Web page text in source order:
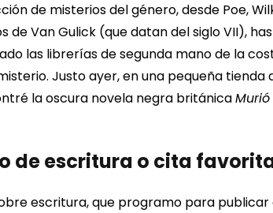
de misterios del género, desde Poe,
de Van Gulick (que datan del siglo VII),
las librerías de segunda mano de la
Justo ayer, en una pequeña tienda
la oscura novela negra británica
de escritura o cita
escritura, que programo para